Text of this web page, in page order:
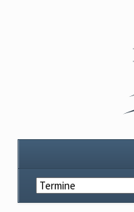
Navigation
überspringen